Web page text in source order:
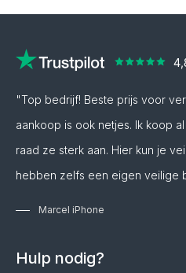
"Top bedrijf! Beste prijs voor
aankoop is ook netjes. Ik koop
raad ze sterk aan. Hier kun je
hebben zelfs een eigen veilige
Marcel iPhone
Hulp nodig?